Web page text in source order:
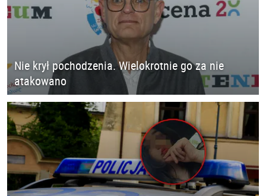
Nie krył pochodzenia. Wielokrotnie go za nie
atakowano